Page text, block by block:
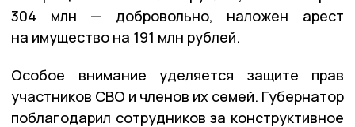
304 млн — добровольно, наложен арест
на имущество на 191 млн рублей.
Особое внимание уделяется защите прав
участников СВО и членов их семей. Губернатор
поблагодарил сотрудников за конструктивное